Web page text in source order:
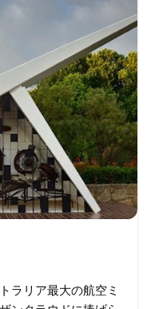
ラリア最大の航空ミ